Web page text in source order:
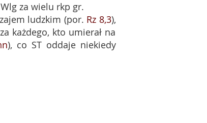
za wielu rkp gr.
ludzkim (por. Rz 8,3),
każdego, kto umierał na
), co ST oddaje niekiedy